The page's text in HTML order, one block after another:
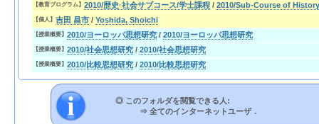
【教育プログラム】 2010/歴史·社会サブコース/学士課程 / 2010/Sub-Course of
【個人】 吉田 昌市 / Yoshida, Shoichi
【授業概要】 2010/ヨーロッパ思想研究 / 2010/ヨーロッパ思想研究
【授業概要】 2010/社会思想研究 / 2010/社会思想研究
【授業概要】 2010/比較思想研究 / 2010/比較思想研究
◎ このフォルダを閲覧できる人:
⇒ 全てのインターネットユーザ．